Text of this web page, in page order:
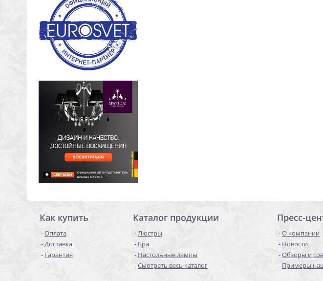
Как купить
Оплата
Доставка
Гарантия
Каталог продукции
Люстры
Бра
Настольные лампы
Смотреть весь каталог
Пресс-
О компании
Новости
Обзоры и
Примеры